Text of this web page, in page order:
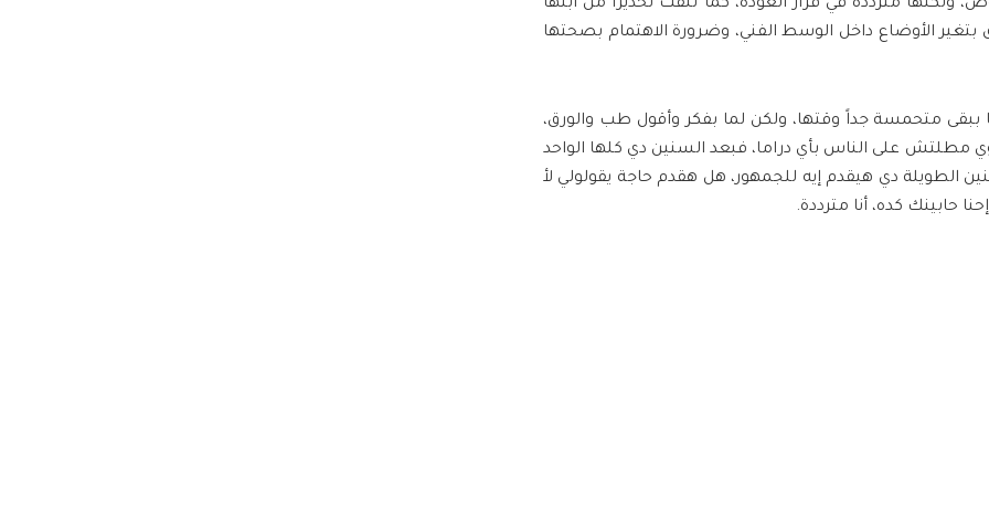
ولكنها مترددة في قرار العودة، كما تلقت تحذيراً من ابنها
الأوضاع داخل الوسط الفني، وضرورة الاهتمام بصحتها
متحمسة جداً وقتها، ولكن لما بفكر وأقول طب والورق،
مطلتش على الناس بأي دراما، فبعد السنين دي كلها الواحد
الطويلة دي هيقدم إيه للجمهور، هل هقدم حاجة يقولولي لأ
حابينك كده، أنا مترددة.